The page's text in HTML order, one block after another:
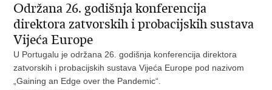
Održana 26. godišnja konferencija
direktora zatvorskih i probacijskih sustava
Vijeća Europe
U Portugalu je održana 26. godišnja konferencija direktora
zatvorskih i probacijskih sustava Vijeća Europe pod nazivom
„Gaining an Edge over the Pandemic“.